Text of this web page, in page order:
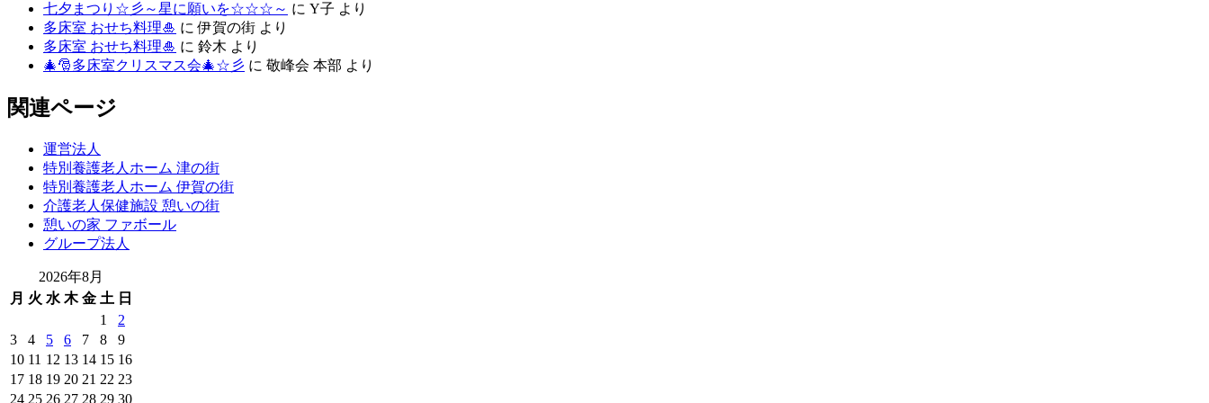
七夕まつり☆彡～星に願いを☆☆☆～ に Y子 より
多床室 おせち料理🎍 に伊賀の街 より
多床室 おせち料理🎍 に 鈴木 より
🎄🎅多床室クリスマス会🎄☆彡 に 敬峰会 本部 より
関連ページ
運営法人
特別養護老人ホーム 津の街
特別養護老人ホーム 伊賀の街
介護老人保健施設 憩いの街
憩いの家 ファボール
グループ法人
2026年8月
月 火 水 木 金 土 日
1
2
3
4 5 6 7 8
9
10 11 12 13 14 15 16
17 18 19 20 21 22 23
24 25 26 27 28 29 30